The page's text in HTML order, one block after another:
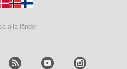
alla länder